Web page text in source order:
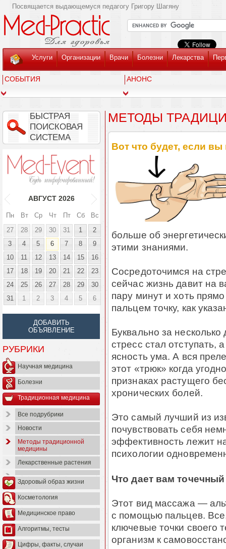
Посвящается выдающемуся педагогу Григору Шагяну
Услуги Организации Врачи Болезни Лекарства
СОБЫТИЯ АНОНС
БЫСТРАЯ
ПОИСКОВАЯ
СИСТЕМА
АВГУСТ 2026
Пн Вт Ср Чт Пт Сб
Вс
27
28 29 30 31 1
2
3
4 5 6 7 8
9
10
11 12 13 14 15
16
17
18 19 20 21 22
23
24
25 26 27 28 29
30
31
1 2 3 4 5 6
ДОБАВИТЬ
ОБЪЯВЛЕНИЕ
РУБРИКИ
Научная медицина
Болезни
Традиционная медицина
Все подрубрики
Новости
Методы традиционной
медицины
Лекарственные растения
Здоровый образ жизни
Косметология
Медицинское право
Алгоритмы, тесты
Цифры, факты, случаи
МЕТОДЫ
Вот что будет, если вы
больше об
этими знаниями.
Сосредоточимся на
сейчас жизнь давит на
пару минут и хоть
пальцем точку, как
Буквально за
стресс стал отступать,
ясность ума. А вся
этот «трюк» когда
признаках растущего
хронических болей.
Это самый лучший из
почувствовать себя
эффективность лежит
психологии
Что дает вам
Этот вид массажа —
с помощью пальцев.
ключевые точки своего
организм к